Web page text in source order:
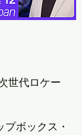
世代ロケー
ボックス・